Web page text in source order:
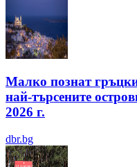
Малко познат
най-търсените
2026 г.
dbr.bg